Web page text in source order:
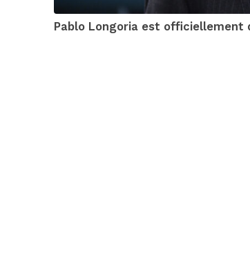
Pablo Longoria est officiellement